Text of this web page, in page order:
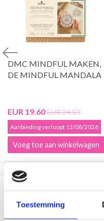
Toestemming
DMC MINDFUL MAKEN,
DE MINDFUL MANDALA
EUR 19.60EUR 24.50
Aanbieding verloopt 12/08/2026
Voeg toe aan winkelwagen
VERGELIJKBAAR MET
20% korting